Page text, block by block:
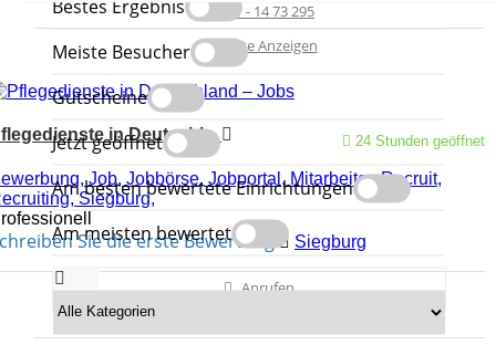
Bestes Ergebnis
Meiste Besucher
Gutscheine
Jetzt geöffnet
Am besten bewertete Einrichtungen
Am meisten bewertet
02241 - 14 73 295
Karte Anzeigen
24 Stunden geöffnet
in Deutschl...
Job, Jobbörse, Jobportal, Mitarbeiter,Recruit,
Siegburg,
Sie die erste Bewertung Siegburg
Anrufen